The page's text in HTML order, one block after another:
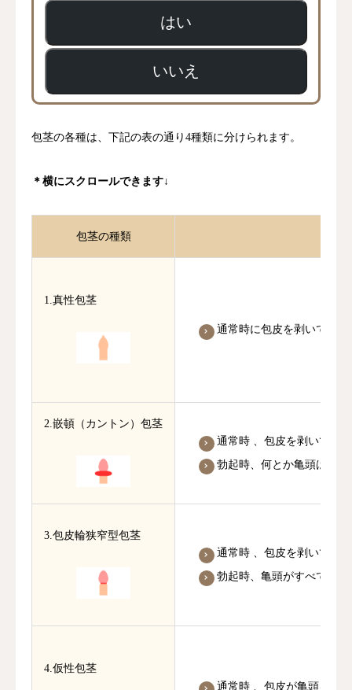
はい
いいえ
包茎の各種は、下記の表の通り4種類に分けられます。
＊横にスクロールできます↓
包茎の種類
1.真性包茎
通常時に包皮を剥いて亀
2.嵌頓（カントン）包茎
通常時 、包皮を剥いて亀
勃起時、何とか亀頭は露
3.包皮輪狭窄型包茎
通常時 、包皮を剥いて亀
勃起時、亀頭がすべて露
4.仮性包茎
通常時 、包皮が亀頭を覆